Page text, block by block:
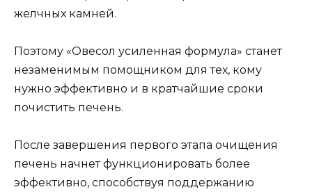
желчных камней.
Поэтому «Овесол усиленная формула» станет
незаменимым помощником для тех, кому
нужно эффективно и в кратчайшие сроки
почистить печень.
После завершения первого этапа очищения
печень начнет функционировать более
эффективно, способствуя поддержанию